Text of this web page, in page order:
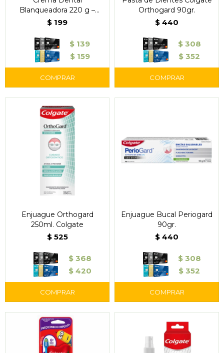
Blanqueadora 220 g –
Colgate Max White
$ 199
$ 139
$ 159
Orthogard 90gr.
$ 440
$ 308
$ 352
Enjuague Orthogard
250ml. Colgate
$ 525
$ 368
$ 420
Enjuague Bucal Periogard
90gr.
$ 440
$ 308
$ 352